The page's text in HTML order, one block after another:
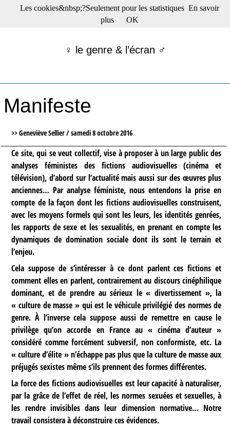
☰ Menu
Films récents
Tribunes
S’abonner à la Lettre !
♀ le genre & l’écran ♂
Manifeste
>> Geneviève Sellier /samedi 8 octobre 2016
Ce site, qui se veut collectif, vise à proposer à un large public des
analyses féministes des fictions audiovisuelles (cinéma et
télévision), d’abord sur l’actualité mais aussi sur des œuvres plus
anciennes… Par analyse féministe, nous entendons la prise en
compte de la façon dont les fictions audiovisuelles construisent,
avec les moyens formels qui sont les leurs, les identités genrées,
les rapports de sexe et les sexualités, en prenant en compte les
dynamiques de domination sociale dont ils sont le terrain et
l’enjeu.
Cela suppose de s’intéresser à ce dont parlent ces fictions et
comment elles en parlent, contrairement au discours cinéphilique
dominant, et de prendre au sérieux le « divertissement », la
« culture de masse » qui est le véhicule privilégié des normes de
genre. À l’inverse cela suppose aussi de remettre en cause le
privilège qu’on accorde en France au « cinéma d’auteur »
considéré comme forcément subversif, non conformiste, etc. La
« culture d’élite » n’échappe pas plus que la culture de masse aux
préjugés sexistes même s’ils prennent des formes différentes.
La force des fictions audiovisuelles est leur capacité à naturaliser,
par la grâce de l’effet de réel, les normes sexuées et sexuelles, à
les rendre invisibles dans leur dimension normative… Notre
travail consistera à déconstruire ces évidences.
Les cookies&nbsp;?Seulement pour les statistiques En savoir
plus
OK